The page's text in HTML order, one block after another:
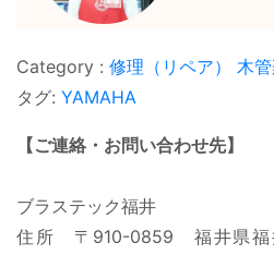
修理（リペア）
木
タグ: YAMAHA
【ご連絡・お問い合わせ先】
ブラステック福井
住所 〒910-0859 福井県福